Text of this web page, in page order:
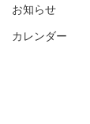
お知らせ
カレンダー